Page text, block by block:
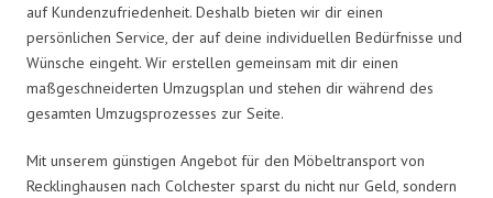
auf Kundenzufriedenheit. Deshalb bieten wir dir einen
persönlichen Service, der auf deine individuellen Bedürfnisse und
Wünsche eingeht. Wir erstellen gemeinsam mit dir einen
maßgeschneiderten Umzugsplan und stehen dir während des
gesamten Umzugsprozesses zur Seite.
Mit unserem günstigen Angebot für den Möbeltransport von
Recklinghausen nach Colchester sparst du nicht nur Geld, sondern